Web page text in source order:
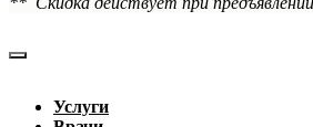
Услуги